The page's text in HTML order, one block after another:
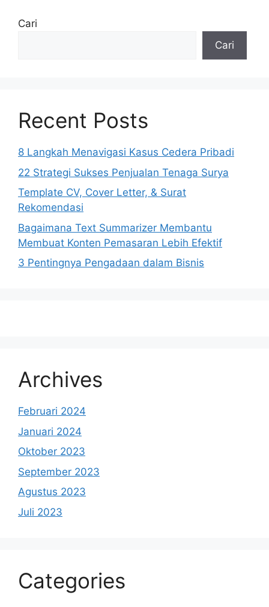
Cari
Cari
Recent Posts
8 Langkah Menavigasi Kasus Cedera Pribadi
22 Strategi Sukses Penjualan Tenaga Surya
Template CV, Cover Letter, & Surat
Rekomendasi
Bagaimana Text Summarizer Membantu
Membuat Konten Pemasaran Lebih Efektif
3 Pentingnya Pengadaan dalam Bisnis
Archives
Februari 2024
Januari 2024
Oktober 2023
September 2023
Agustus 2023
Juli 2023
Categories